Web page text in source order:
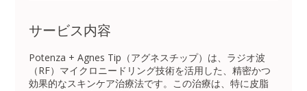
サービス内容
Potenza + Agnes Tip（アグネスチップ）は、ラジオ波
（RF）マイクロニードリング技術を活用した、精密かつ
効果的なスキンケア治療法です。この治療は、特に皮脂